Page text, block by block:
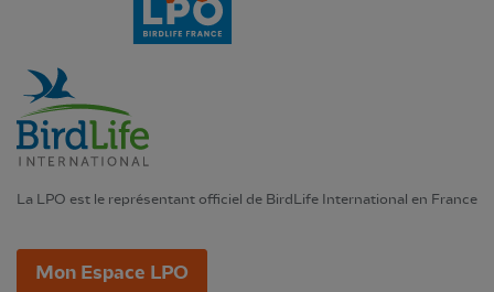
La LPO est le représentant officiel de BirdLife International en France
Mon Espace LPO